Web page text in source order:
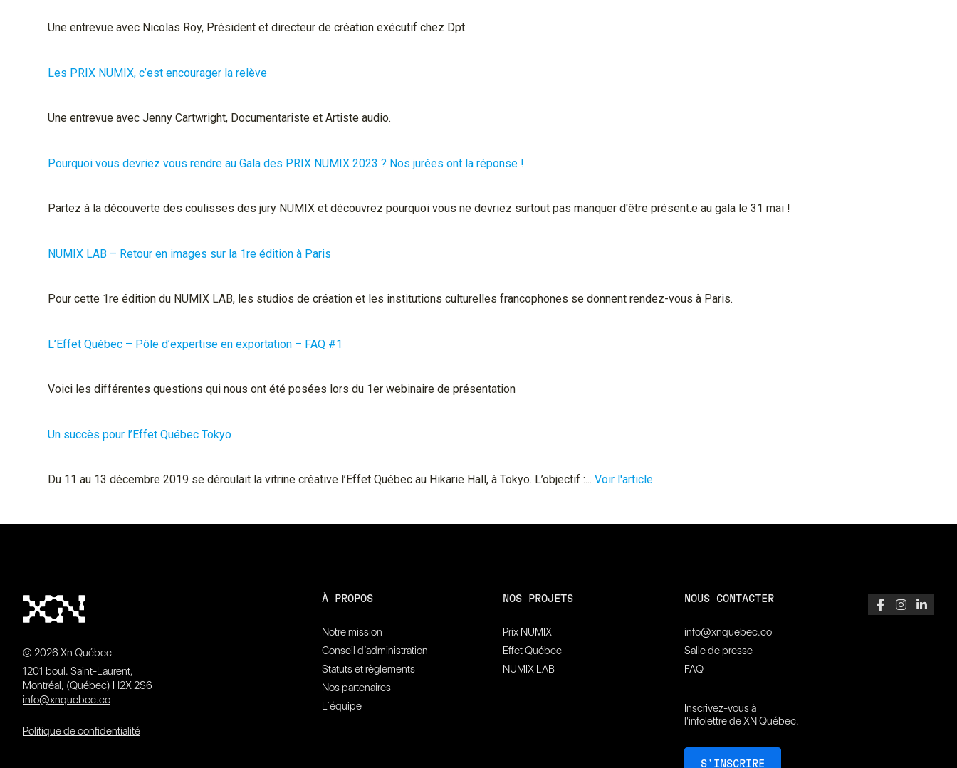
Une entrevue avec Nicolas Roy, Président et directeur de création exécutif chez Dpt.
Les PRIX NUMIX, c’est encourager la relève
Une entrevue avec Jenny Cartwright, Documentariste et Artiste audio.
Pourquoi vous devriez vous rendre au Gala des PRIX NUMIX 2023 ? Nos jurées ont la réponse !
Partez à la découverte des coulisses des jury NUMIX et découvrez pourquoi vous ne devriez surtout pas manquer d'être présent.e au gala le 31 mai !
NUMIX LAB – Retour en images sur la 1re édition à Paris
Pour cette 1re édition du NUMIX LAB, les studios de création et les institutions culturelles francophones se donnent rendez-vous à Paris.
L’Effet Québec – Pôle d’expertise en exportation – FAQ #1
Voici les différentes questions qui nous ont été posées lors du 1er webinaire de présentation
Un succès pour l’Effet Québec Tokyo
Du 11 au 13 décembre 2019 se déroulait la vitrine créative l’Effet Québec au Hikarie Hall, à Tokyo. L’objectif :...Voir l'article
© 2026 Xn Québec
1201 boul. Saint-Laurent,
Montréal, (Québec) H2X 2S6
info@xnquebec.co
Politique de confidentialité
À PROPOS
Notre mission
Conseil d’administration
Statuts et règlements
Nos partenaires
L’équipe
NOS PROJETS
Prix NUMIX
Effet Québec
NUMIX LAB
NOUS CONTACTER
info@xnquebec.co
Salle de presse
FAQ
Inscrivez-vous à
l'infolettre de XN Québec.
S’INSCRIRE